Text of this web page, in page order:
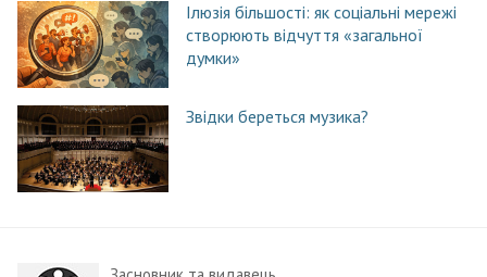
Ілюзія більшості: як соціальні мережі
створюють відчуття «загальної
думки»
Звідки береться музика?